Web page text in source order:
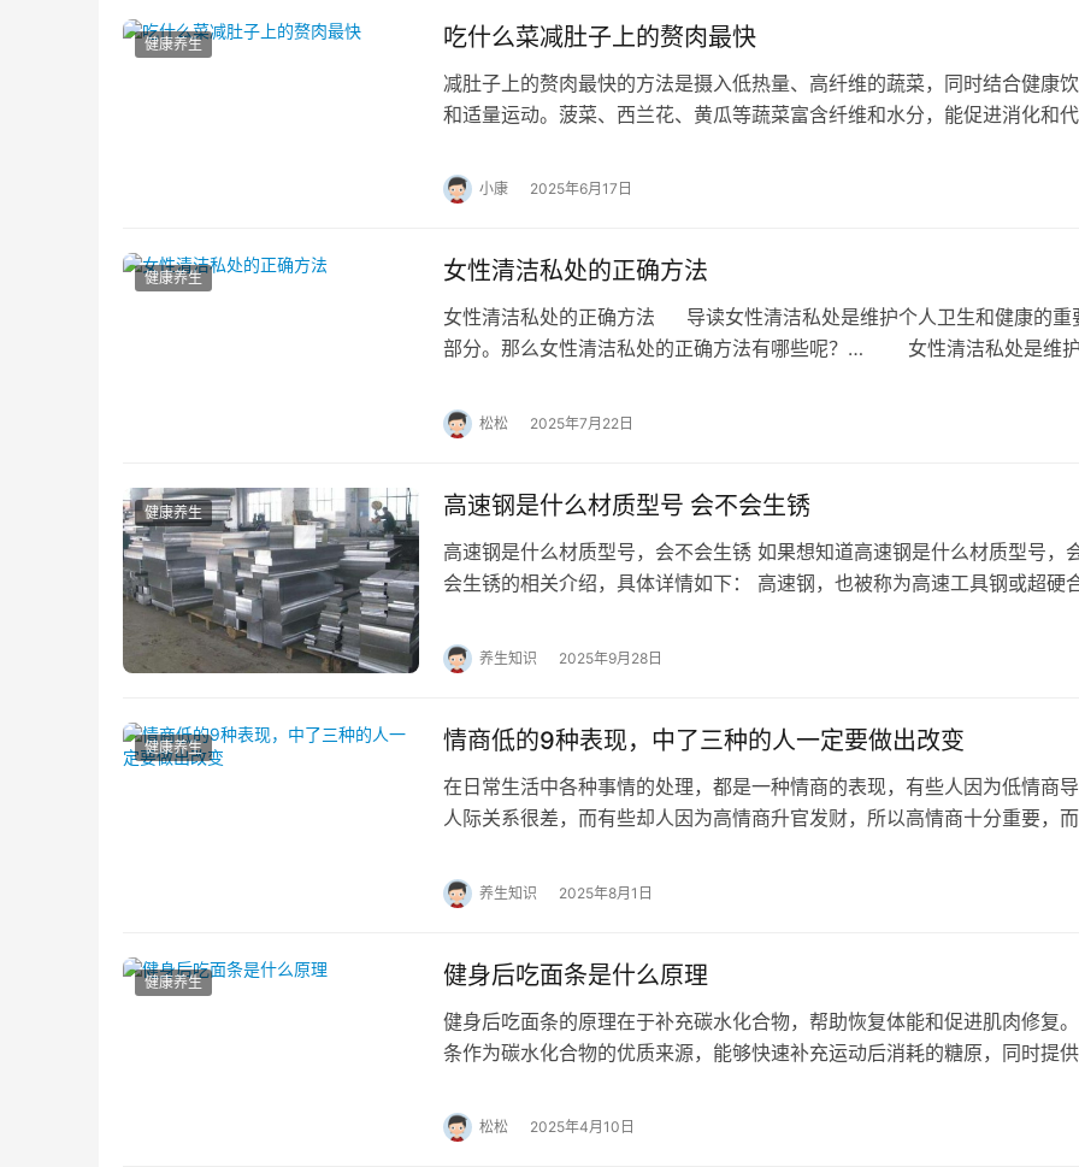
健康养生 吃什么菜减肚子上的赘肉最快
减肚子上的赘肉最快的方法是摄入低热量、高纤维的蔬菜，同时结合健康
和适量运动。菠菜、西兰花、黄瓜等蔬菜富含纤维和水分，能促进消化和代
小康 2025年6月17日
健康养生 女性清洁私处的正确方法
女性清洁私处的正确方法 导读女性清洁私处是维护个人卫生和健康的重
部分。那么女性清洁私处的正确方法有哪些呢？… 女性清洁私处是维
松松 2025年7月22日
健康养生 高速钢是什么材质型号 会不会生锈
高速钢是什么材质型号，会不会生锈 如果想知道高速钢是什么材质型号，
会生锈的相关介绍，具体详情如下： 高速钢，也被称为高速工具钢或超硬
养生知识 2025年9月28日
健康养生 情商低的9种表现，中了三种的人一定要做出改变
在日常生活中各种事情的处理，都是一种情商的表现，有些人因为低情商
人际关系很差，而有些却人因为高情商升官发财，所以高情商十分重要，而
养生知识 2025年8月1日
健康养生 健身后吃面条是什么原理
健身后吃面条的原理在于补充碳水化合物，帮助恢复体能和促进肌肉修复
条作为碳水化合物的优质来源，能够快速补充运动后消耗的糖原，同时提供
松松 2025年4月10日